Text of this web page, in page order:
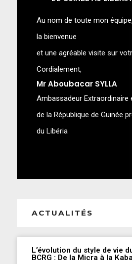
Au nom de toute mon
la bienvenue
et une agréable visite sur
Cordialement,
Mr Aboubacar SYLLA
Ambassadeur Extraordinaire
de la République de Guinée
du Libéria
ACTUALITÉS
L’évolution du style de vie
BCRG : De la Micra à la